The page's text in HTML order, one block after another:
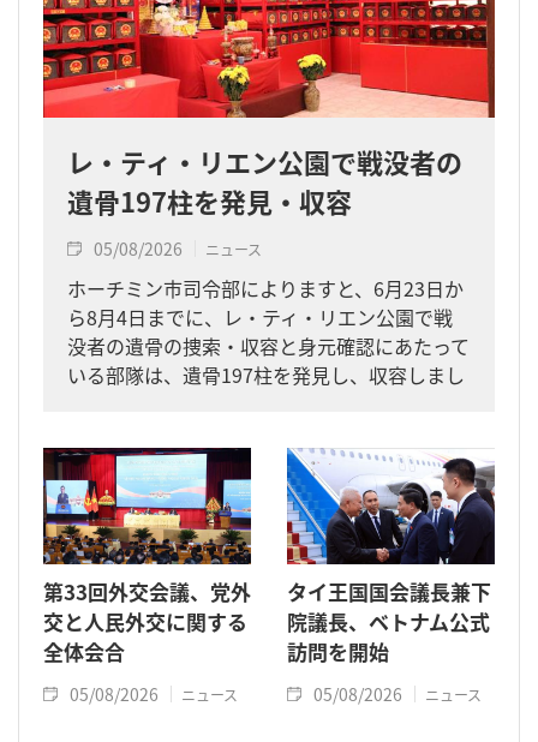
レ・ティ・リエン公園で戦没者の
遺骨197柱を発見・収容
05/08/2026 ニュース
ホーチミン市司令部によりますと、6月23日か
ら8月4日までに、レ・ティ・リエン公園で戦
没者の遺骨の捜索・収容と身元確認にあたって
いる部隊は、遺骨197柱を発見し、収容しまし
第33回外交会議、党外
交と人民外交に関する
全体会合
05/08/2026 ニュース
タイ王国国会議長兼下
院議長、ベトナム公式
訪問を開始
05/08/2026 ニュース